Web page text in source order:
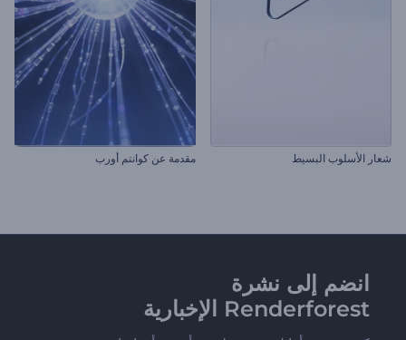
شعار الأسلوب البسيط مقدمة عن كوانتم أورب
انضم إلى نشرة
Renderforest الإخبارية